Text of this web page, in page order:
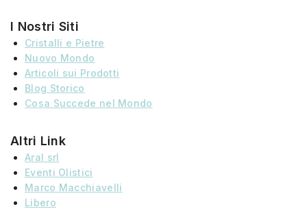
I Nostri Siti
Cristalli e Pietre
Nuovo Mondo
Articoli sui Prodotti
Blog Storico
Cosa Succede nel Mondo
Altri Link
Aral srl
Eventi Olistici
Marco Macchiavelli
Libero